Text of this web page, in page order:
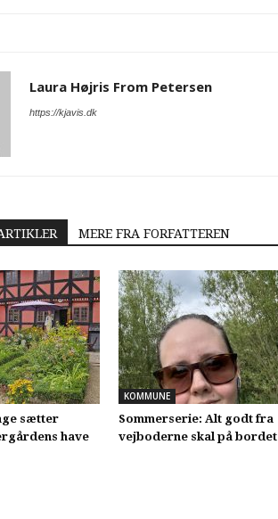
Laura Højris From Petersen
https://kjavis.dk
MERE FRA FORFATTEREN
sætter
have
KOMMUNE
Sommerserie: Alt godt fra
vejboderne skal på bordet